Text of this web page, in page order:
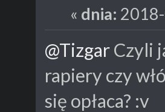
« dnia:
@TizgarCzyli
rapiery czy
się opłaca? :v